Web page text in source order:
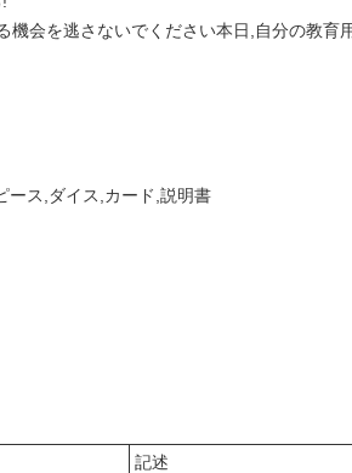
機会を逃さないでください本日,自分の教
ース,ダイス,カード,説明書
記述